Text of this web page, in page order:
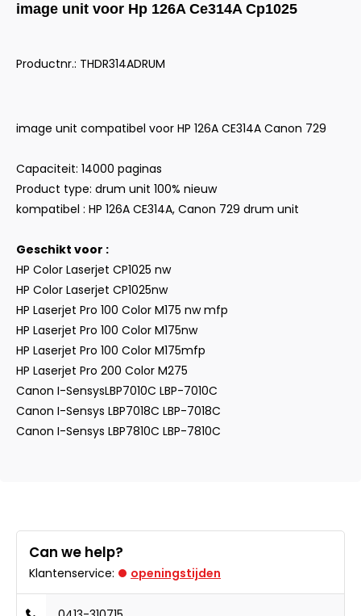
image unit voor Hp 126A Ce314A Cp1025
Productnr.: THDR314ADRUM
image unit compatibel voor HP 126A CE314A Canon 729
Capaciteit: 14000 paginas
Product type: drum unit 100% nieuw
kompatibel : HP 126A CE314A, Canon 729 drum unit
Geschikt voor :
HP Color Laserjet CP1025 nw
HP Color Laserjet CP1025nw
HP Laserjet Pro 100 Color M175 nw mfp
HP Laserjet Pro 100 Color M175nw
HP Laserjet Pro 100 Color M175mfp
HP Laserjet Pro 200 Color M275
Canon I-SensysLBP7010C LBP-7010C
Canon I-Sensys LBP7018C LBP-7018C
Canon I-Sensys LBP7810C LBP-7810C
Can we help?
Klantenservice: openingstijden